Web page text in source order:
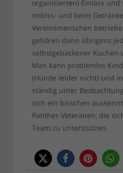
organisierten) Einlass und
Imbiss- und beim
Vereinsmenschen
gehören dann übrigens
selbstgebackener Kuchen
Man kann problemlos
(Hunde leider nicht) und
ständig unter
sich ein bisschen
Panther-Veteranen, die
Team zu unterstützen.